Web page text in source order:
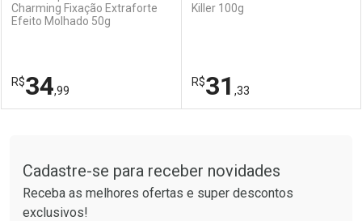
Charming Fixação Extraforte
Efeito Molhado 50g
R$34,99
Laboratório
Por Menos
Killer 100g
R$31 ,33
Laboratório
Por Menos
Cadastre-se para receber novidades
Receba as melhores ofertas e super descontos
exclusivos!